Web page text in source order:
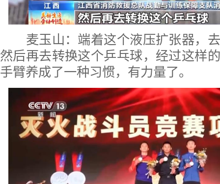
麦玉山：端着这个液压扩张器，去
然后再去转换这个乒乓球，经过这样
手臂养成了一种习惯，有力量了。